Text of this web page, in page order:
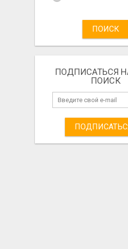
ПОИСК
ПОДПИСАТЬСЯ
ПОИСК